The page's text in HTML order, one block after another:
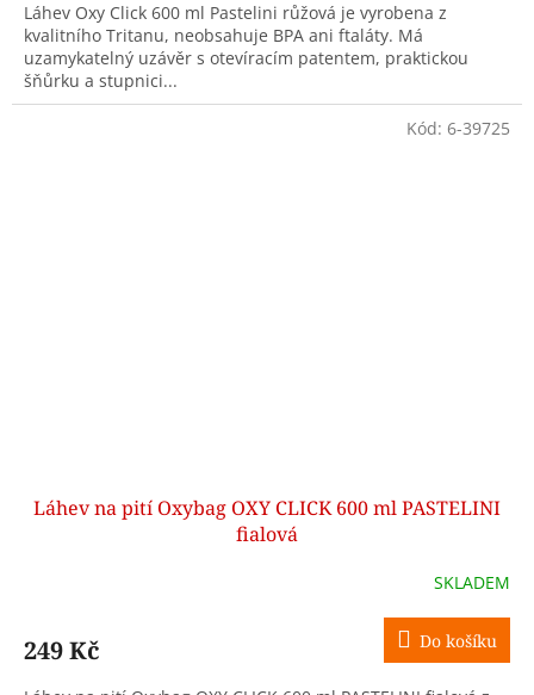
Láhev Oxy Click 600 ml Pastelini růžová je vyrobena z
kvalitního Tritanu, neobsahuje BPA ani ftaláty. Má
uzamykatelný uzávěr s otevíracím patentem, praktickou
šňůrku a stupnici...
Láhev na pití Oxybag OXY CLICK 600 ml PASTELINI
fialová
SKLADEM
249 Kč Do košíku
Kód: 6-39725